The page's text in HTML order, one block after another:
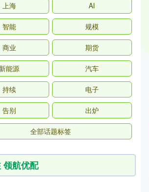
上海 AI
智能 规模
商业 期货
新能源 汽车
持续 电子
告别 出炉
全部话题标签
领航优配